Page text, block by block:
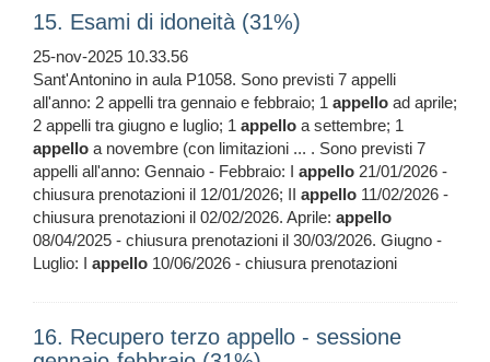
15. Esami di idoneità (31%)
25-nov-2025 10.33.56
Sant'Antonino in aula P1058. Sono previsti 7 appelli
all'anno: 2 appelli tra gennaio e febbraio; 1 appello ad aprile;
2 appelli tra giugno e luglio; 1 appello a settembre; 1
appello a novembre (con limitazioni ... . Sono previsti 7
appelli all'anno: Gennaio - Febbraio: I appello 21/01/2026 -
chiusura prenotazioni il 12/01/2026; II appello 11/02/2026 -
chiusura prenotazioni il 02/02/2026. Aprile: appello
08/04/2025 - chiusura prenotazioni il 30/03/2026. Giugno -
Luglio: I appello 10/06/2026 - chiusura prenotazioni
16. Recupero terzo appello - sessione